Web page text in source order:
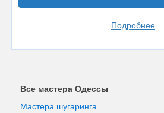
Подробнее
Все мастера Одессы
Мастера шугаринга